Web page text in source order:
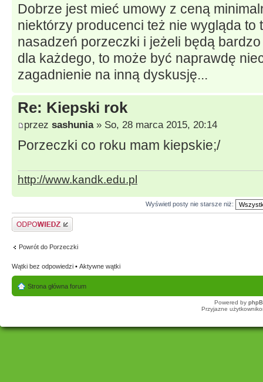
Dobrze jest mieć umowy z ceną
niektórzy producenci też nie wygląda to
nasadzeń porzeczki i jeżeli będą
dla każdego, to może być naprawdę
zagadnienie na inną dyskusję...
Re: Kiepski rok
przez sashunia» So, 28 marca 2015, 20:14
Porzeczki co roku mam kiepskie;/
http://www.kandk.edu.pl
Wyświetl posty nie starsze niż:
Odpowiedz
Powrót do Porzeczki
Wątki bez odpowiedzi • Aktywne wątki
Strona główna forum
Powered by
Przyjazne